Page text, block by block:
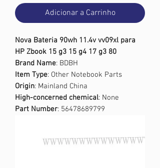
Adicionar a Carrinho
Nova Bateria 90wh 11.4v vv09xl para
HP Zbook 15 g3 15 g4 17 g3 80
Brand Name: BDBH
Item Type: Other Notebook Parts
Origin: Mainland China
High-concerned chemical: None
Part Number: 56478689799